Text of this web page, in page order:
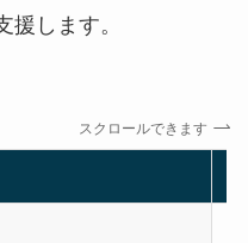
します。
スクロールできます